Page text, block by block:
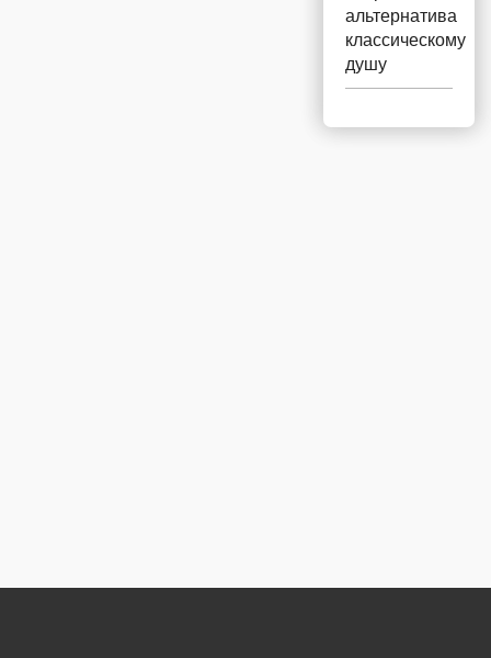
альтернатива
классическому
душу